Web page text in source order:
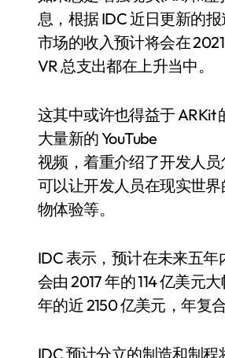
息，根据 IDC 近日更新的
市场的收入预计将会在
VR 总支出都在上升当中。
这其中或许也得益于 ARKit
大量新的 YouTube
视频，着重介绍了开发人
可以让开发人员在现实世
物体验等。
IDC 表示，预计在未来五
会由 2017 年的 114 亿美元
年的近 2150 亿美元，年复合
IDC 预计分立的制造和制程